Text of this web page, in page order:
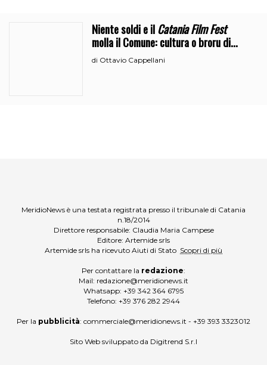
Niente soldi e ilCatania Film Fest
molla il Comune: cultura o broru di
ciciri?
di Ottavio Cappellani
MeridioNews è una testata registrata presso il tribunale di Catania
n.18/2014
Direttore responsabile: Claudia Maria Campese
Editore: Artemide srls
Artemide srls ha ricevuto Aiuti di Stato Scopri di più
Per contattare la redazione:
Mail: redazione@meridionews.it
Whatsapp: +39 342 364 6795
Telefono: +39 376 282 2944
Per la pubblicità: commerciale@meridionews.it - +39 393 3323012
Sito Web sviluppato da Digitrend S.r.l